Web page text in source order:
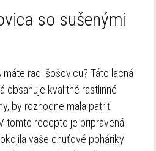
so sušenými
radi šošovicu? Táto lacná
obsahuje kvalitné rastlinné
by rozhodne mala patriť
tomto recepte je pripravená
vaše chuťové poháriky